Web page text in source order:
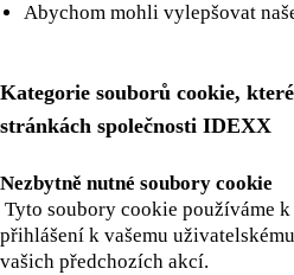
Abychom mohli vylepšovat
Kategorie souborů cookie,
stránkách společnosti IDEXX
Nezbytně nutné soubory cookie
Tyto soubory cookie používáme
přihlášení k vašemu
vašich předchozích akcí.